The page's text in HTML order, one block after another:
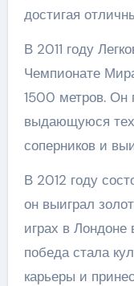
достигая
В 2011 году
Чемпионате
1500 метров. Он
выдающуюся
соперников и
В 2012 году
он выиграл
играх в Лондоне
победа стала
карьеры и